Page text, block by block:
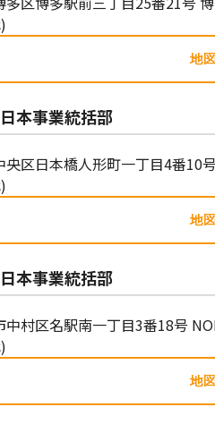
本事業統括部
区日本橋人形町一丁目4番10
本事業統括部
村区名駅南一丁目3番18号